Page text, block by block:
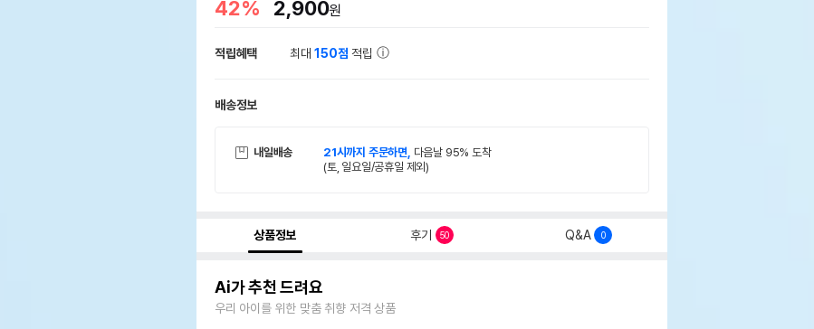
42% 2,900원
적립혜택 최대150점 적립
배송정보
내일배송 21시까지 주문하면, 다음날 95% 도착
(토, 일요일/공휴일 제외)
상품정보 후기 50 Q&A 0
Ai가 추천 드려요
우리 아이를 위한 맞춤 취향 저격 상품